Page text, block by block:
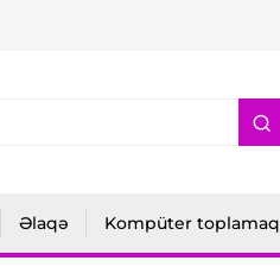
Əlaqə Kompüter toplamaq